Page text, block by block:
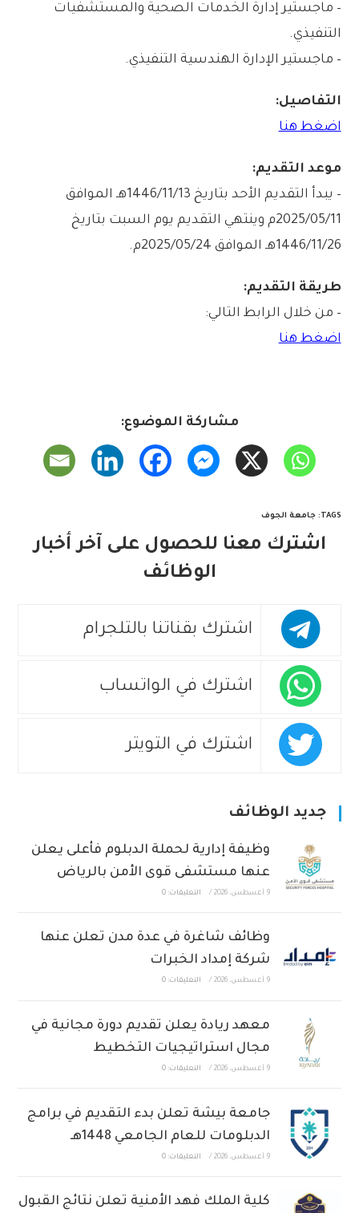
– ماجستير إدارة الخدمات الصحية والمستشفيات
التنفيذي.
– ماجستير الإدارة الهندسية التنفيذي.
التفاصيل:
اضغط هنا
موعد التقديم:
– يبدأ التقديم الأحد بتاريخ 1446/11/13هـ الموافق
2025/05/11م وينتهي التقديم يوم السبت بتاريخ
1446/11/26هـ الموافق 2025/05/24م.
طريقة التقديم:
– من خلال الرابط التالي:
اضغط هنا
مشاركة الموضوع:
TAGS
:جامعة الجوف
اشترك معنا للحصول على آخر أخبار
الوظائف
اشترك بقناتنا بالتلجرام
اشترك في الواتساب
اشترك في التويتر
جديد الوظائف
وظيفة إدارية لحملة الدبلوم فأعلى يعلن
عنها مستشفى قوى الأمن بالرياض
9 أغسطس، 2026 / التعليقات: 0
وظائف شاغرة في عدة مدن تعلن عنها
شركة إمداد الخبرات
9 أغسطس، 2026 / التعليقات: 0
معهد ريادة يعلن تقديم دورة مجانية في
مجال استراتيجيات التخطيط
9 أغسطس، 2026 / التعليقات: 0
جامعة بيشة تعلن بدء التقديم في برامج
الدبلومات للعام الجامعي 1448هـ
9 أغسطس، 2026 / التعليقات: 0
كلية الملك فهد الأمنية تعلن نتائج القبول